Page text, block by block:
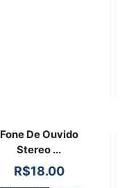
Fone De Ouvido
Stereo ...
R$18.00